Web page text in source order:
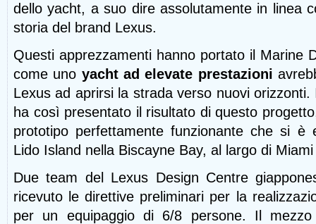
dello yacht, a suo dire assolutamente in linea
storia del brand Lexus.
Questi apprezzamenti hanno portato il Marine
come uno yacht ad elevate prestazioni
Lexus ad aprirsi la strada verso nuovi
ha così presentato il risultato di questo
prototipo perfettamente funzionante che si è
Lido Island nella Biscayne Bay, al largo di
Due team del Lexus Design Centre
ricevuto le direttive preliminari per la
per un equipaggio di 6/8 persone. Il